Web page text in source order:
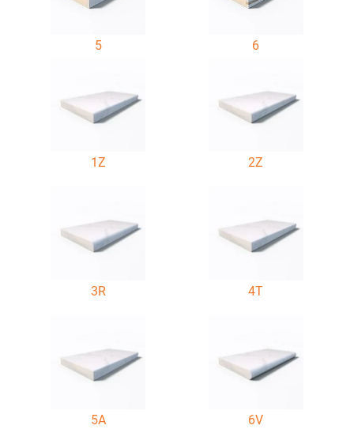
5 6
1Z 2Z
3R 4T
5A 6V